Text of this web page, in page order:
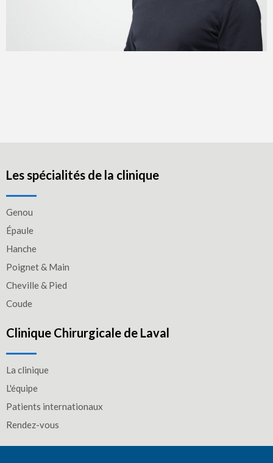
Les spécialités de la clinique
Genou
Épaule
Hanche
Poignet & Main
Cheville & Pied
Coude
Clinique Chirurgicale de Laval
La clinique
L'équipe
Patients internationaux
Rendez-vous